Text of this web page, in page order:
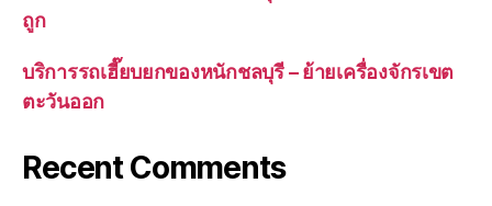
ถูก
บริการรถเฮี๊ยบยกของหนักชลบุรี – ย้ายเครื่องจักรเขต
ตะวันออก
Recent Comments